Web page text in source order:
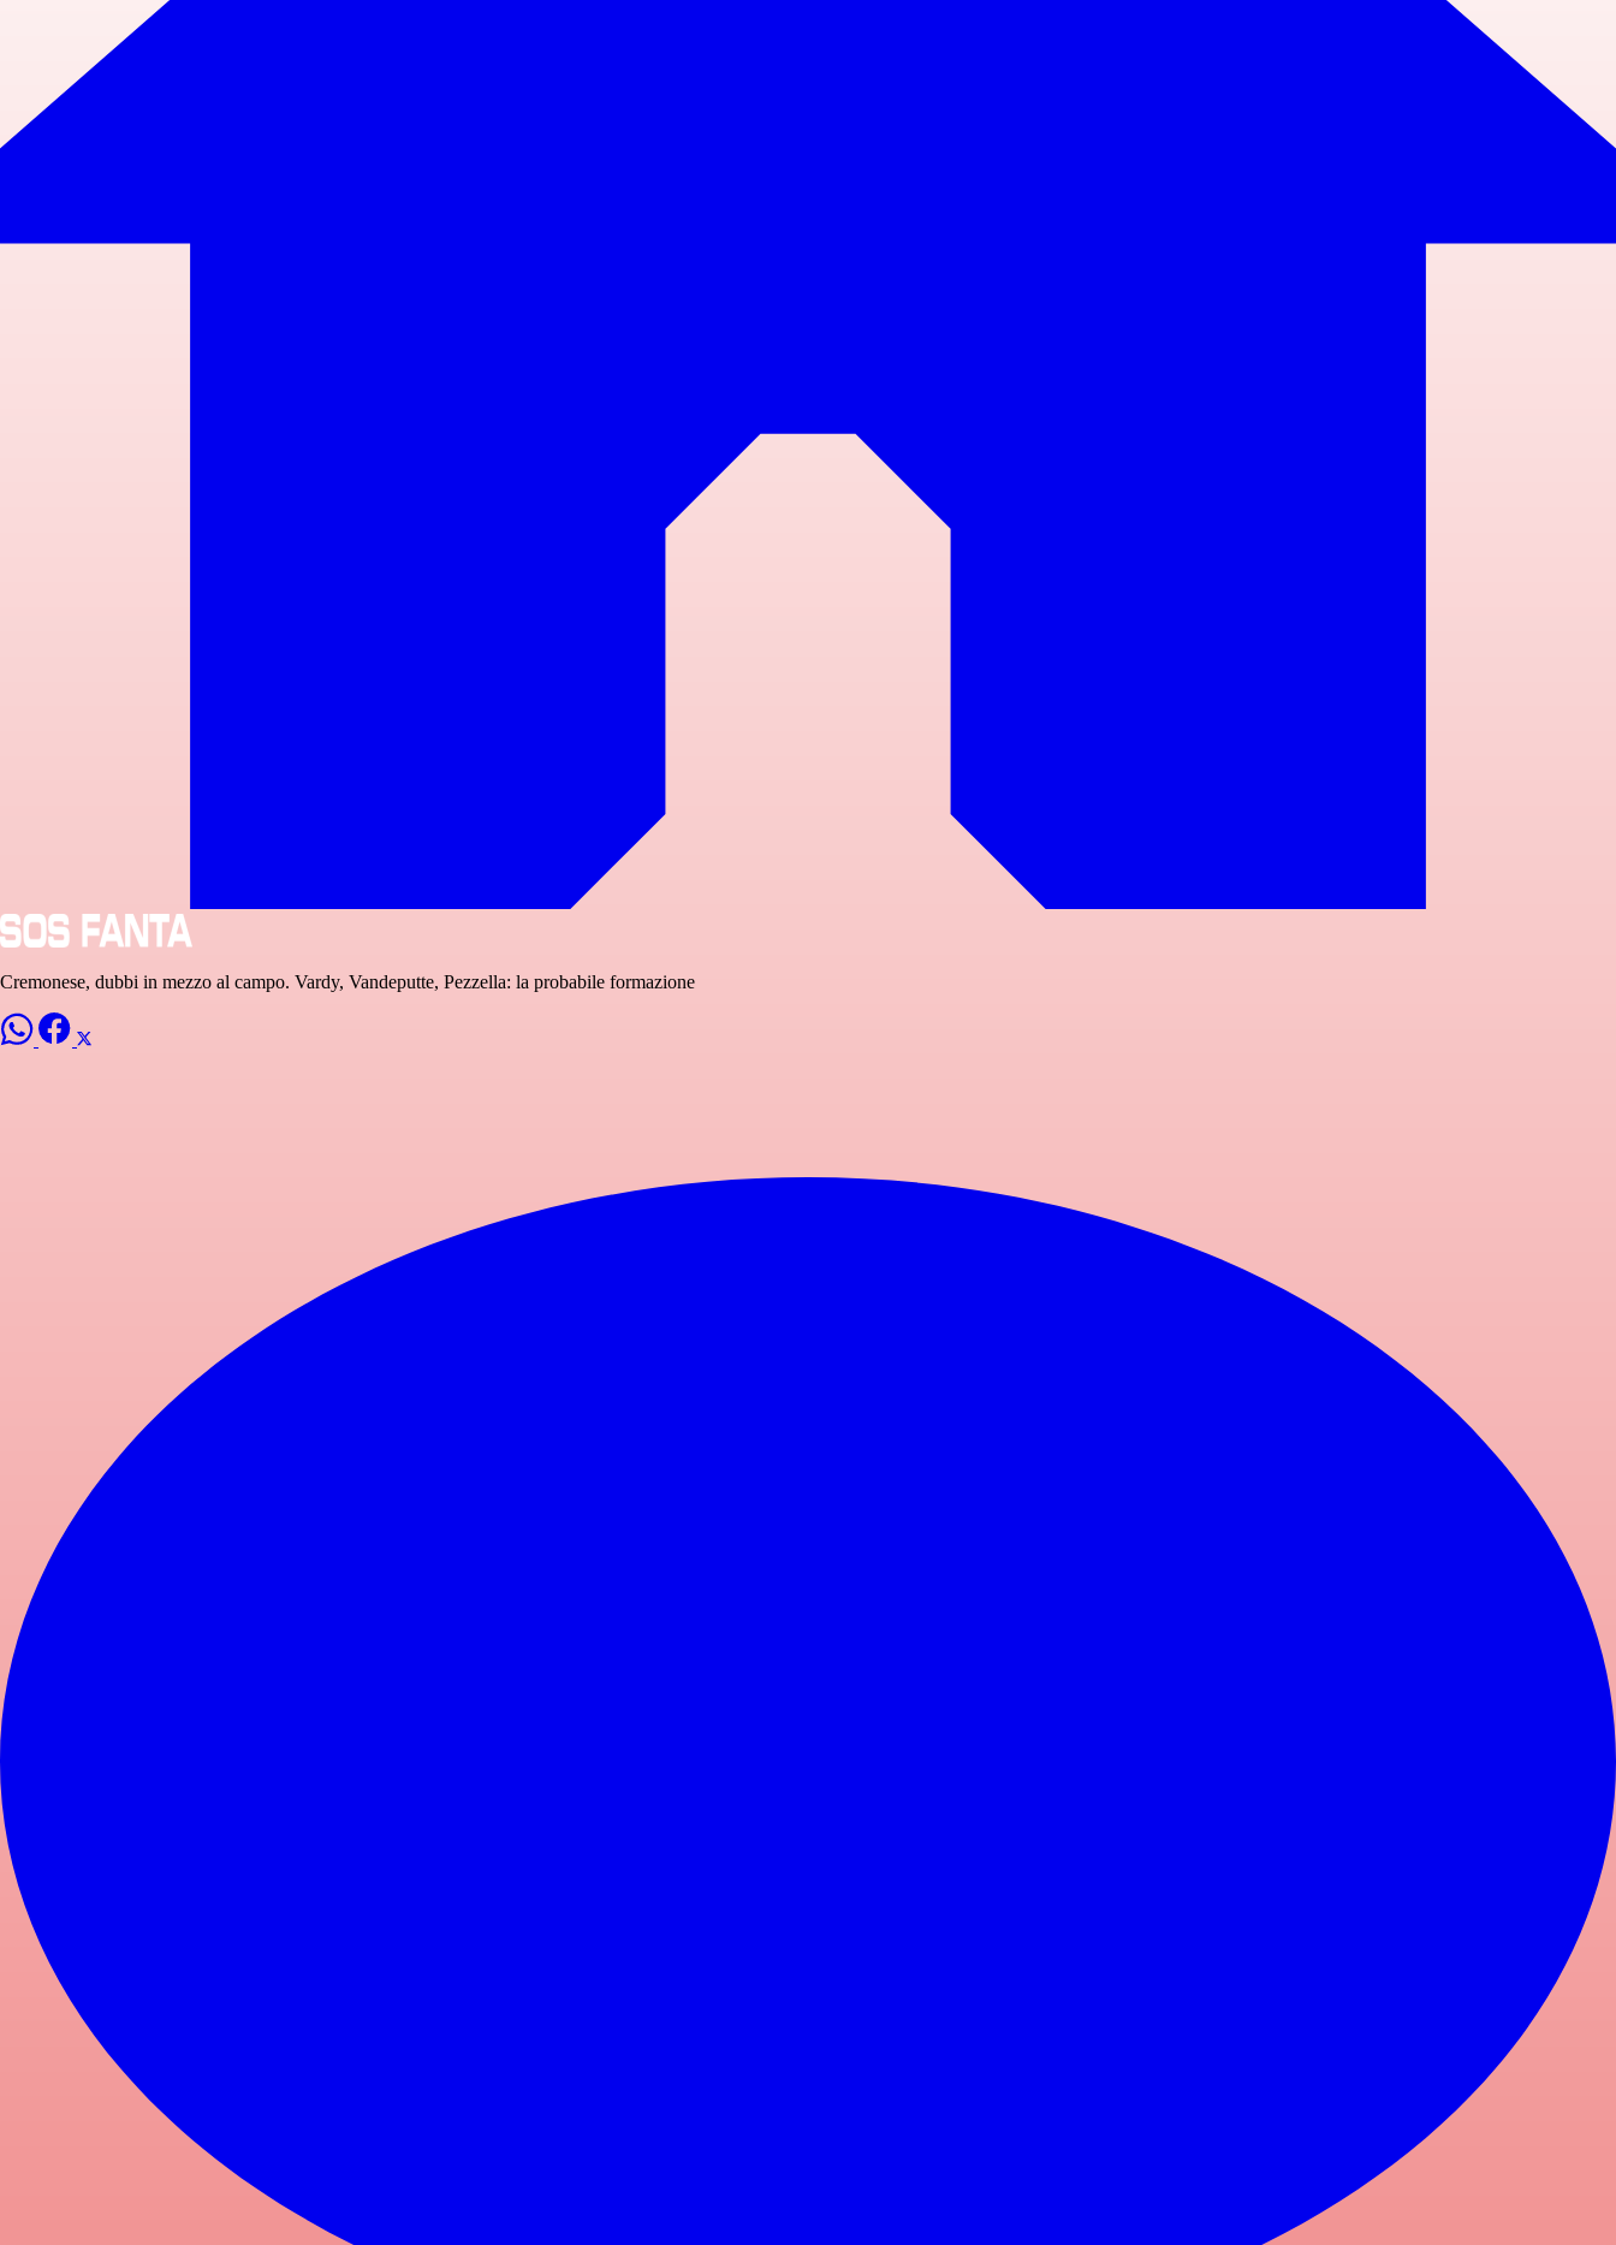
Cremonese, dubbi in mezzo al campo. Vardy, Vandeputte, Pezzella: la probabile formazione